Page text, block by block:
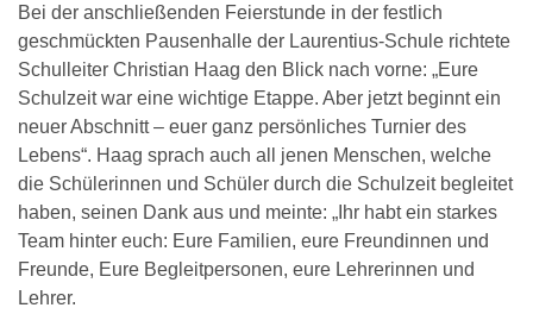
Bei der anschließenden Feierstunde in der festlich
geschmückten Pausenhalle der Laurentius-Schule richtete
Schulleiter Christian Haag den Blick nach vorne: „Eure
Schulzeit war eine wichtige Etappe. Aber jetzt beginnt ein
neuer Abschnitt – euer ganz persönliches Turnier des
Lebens“. Haag sprach auch all jenen Menschen, welche
die Schülerinnen und Schüler durch die Schulzeit begleitet
haben, seinen Dank aus und meinte: „Ihr habt ein starkes
Team hinter euch: Eure Familien, eure Freundinnen und
Freunde, Eure Begleitpersonen, eure Lehrerinnen und
Lehrer.